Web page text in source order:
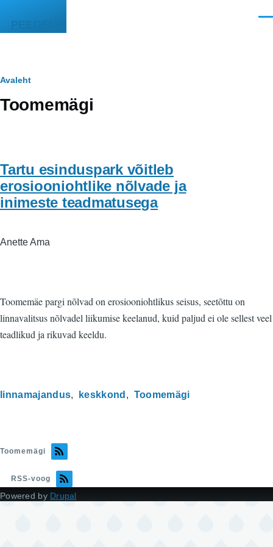
PEEGEL
Leivapuru
Avaleht
Toomemägi
Tartu esinduspark võitleb
erosiooniohtlike nõlvade ja
inimeste teadmatusega
Anette Ama
Toomemäe pargi nõlvad on erosiooniohtlikus seisus, seetõttu on
linnavalitsus nõlvadel liikumise keelanud, kuid paljud ei ole sellest veel
teadlikud ja rikuvad keeldu.
linnamajandus keskkond Toomemägi
Toomemägi
RSS-voog
Powered by Drupal